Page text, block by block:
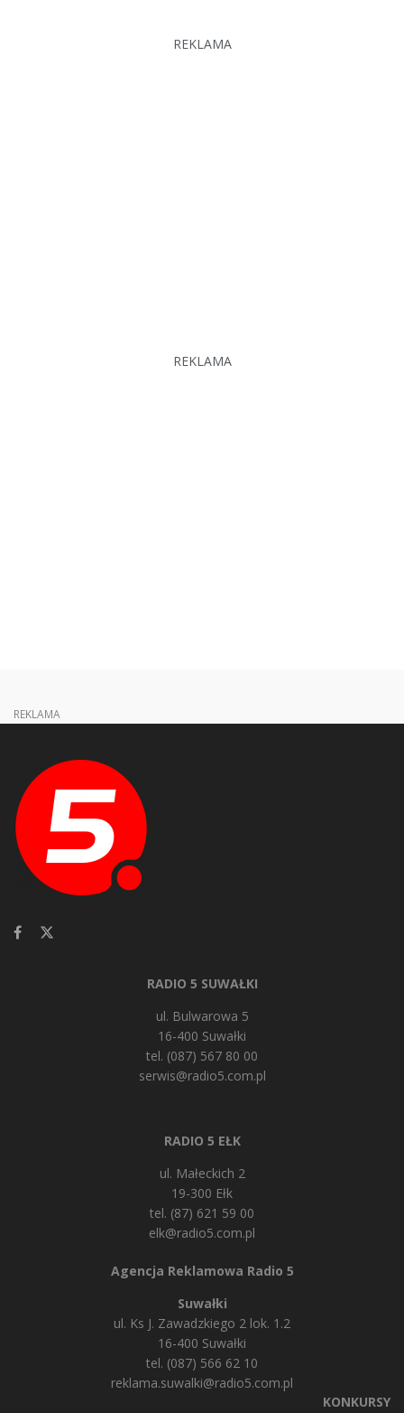
REKLAMA
REKLAMA
REKLAMA
RADIO 5 SUWAŁKI
ul. Bulwarowa 5
16-400 Suwałki
tel. (087) 567 80 00
serwis@radio5.com.pl
RADIO 5 EŁK
ul. Małeckich 2
19-300 Ełk
tel. (87) 621 59 00
elk@radio5.com.pl
Agencja Reklamowa Radio 5
Suwałki
ul. Ks J. Zawadzkiego 2 lok. 1.2
16-400 Suwałki
tel. (087) 566 62 10
reklama.suwalki@radio5.com.pl
KONKURSY